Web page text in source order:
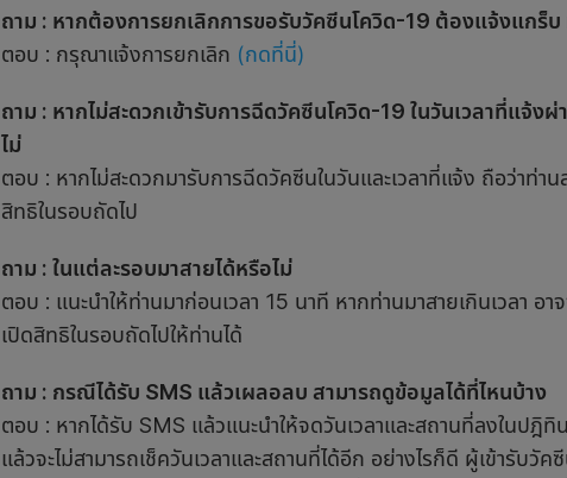
ถาม : หากต้องการยกเลิกการขอรับวัคซีนโควิด-19 ต้องแจ้งแกร็บ
ตอบ : กรุณาแจ้งการยกเลิก (กดที่นี่)
ถาม : หากไม่สะดวกเข้ารับการฉีดวัคซีนโควิด-19 ในวันเวลาที่แจ้ง
ไม่
ตอบ : หากไม่สะดวกมารับการฉีดวัคซีนในวันและเวลาที่แจ้ง ถือว่าท่า
สิทธิในรอบถัดไป
ถาม : ในแต่ละรอบมาสายได้หรือไม่
ตอบ : แนะนำให้ท่านมาก่อนเวลา 15 นาที หากท่านมาสายเกินเวลา อา
เปิดสิทธิในรอบถัดไปให้ท่านได้
ถาม : กรณีได้รับ SMS แล้วเผลอลบ สามารถดูข้อมูลได้ที่ไหนบ้าง
ตอบ : หากได้รับ SMS แล้วแนะนำให้จดวันเวลาและสถานที่ลงในปฎิ
แล้วจะไม่สามารถเช็ควันเวลาและสถานที่ได้อีก อย่างไรก็ดี ผู้เข้ารับวัค